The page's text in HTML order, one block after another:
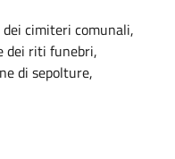
cimiteri comunali,
dei riti funebri,
di sepolture,